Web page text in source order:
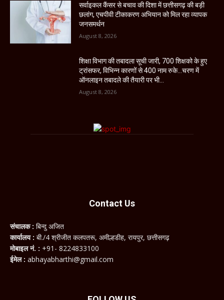
सर्वाइकल कैंसर से बचाव की दिशा में छत्तीसगढ़ की बड़ी
छलांग, एचपीवी टीकाकरण अभियान को मिल रहा व्यापक
जनसमर्थन
August 8, 2026
शिक्षा विभाग की तबादला सूची जारी, 700 शिक्षको के हुए
ट्रांसफर, विभिन्न कारणों से 400 नाम रुके…चरण में
ऑनलाइन तबादले की तैयारी पर भी...
August 8, 2026
Contact Us
संचालक : बिन्दु अजित
कार्यालय : बी./4 श्रीजीत कलपतरू, अमील्हडीह, रायपुर, छत्तीसगढ़
मोबाइल नं. : +91- 8224833100
ईमेल : abhayabharthi@gmail.com